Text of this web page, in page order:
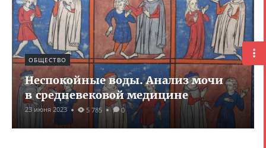
ОБЩЕСТВО
Неспокойные воды. Анализ мочи
в средневековой медицине
23 июня 2023 5 785 0